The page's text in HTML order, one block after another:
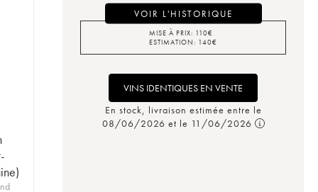
VOIR L'HISTORIQUE
MISE À PRIX: 110€
ESTIMATION: 140€
VINS IDENTIQUES EN VENTE
En stock, livraison estimée entre le
08/06/2026 et le 11/06/2026